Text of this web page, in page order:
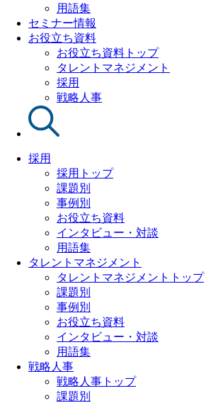
用語集
セミナー情報
お役立ち資料
お役立ち資料トップ
タレントマネジメント
採用
戦略人事
採用
採用トップ
課題別
事例別
お役立ち資料
インタビュー・対談
用語集
タレントマネジメント
タレントマネジメントトップ
課題別
事例別
お役立ち資料
インタビュー・対談
用語集
戦略人事
戦略人事トップ
課題別